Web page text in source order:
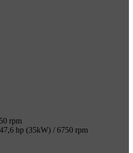
rpm
hp (35kW) / 6750 rpm